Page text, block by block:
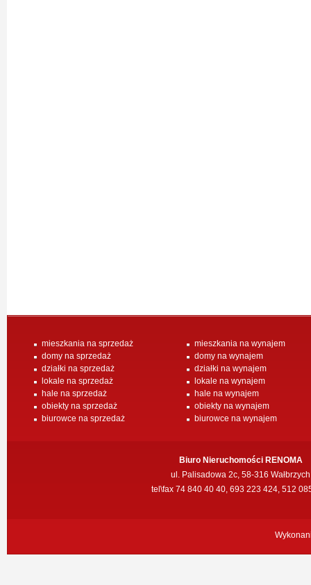
mieszkania na sprzedaż
domy na sprzedaż
działki na sprzedaż
lokale na sprzedaż
hale na sprzedaż
obiekty na sprzedaż
biurowce na sprzedaż
mieszkania na wynajem
domy na wynajem
działki na wynajem
lokale na wynajem
hale na wynajem
obiekty na wynajem
biurowce na wynajem
Biuro Nieruchomości RENOMA
ul. Palisadowa 2c, 58-316 Wałbrzych
tel\fax 74 840 40 40, 693 223 424, 512